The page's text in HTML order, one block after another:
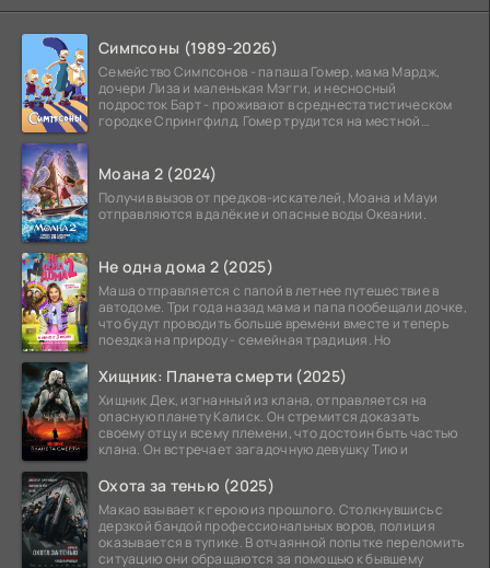
Симпсоны (1989-2026)
Семейство Симпсонов - папаша Гомер, мама Мардж,
дочери Лиза и маленькая Мэгги, и несносный
подросток Барт - проживают в среднестатистическом
городке Спрингфилд. Гомер трудится на местной
Моана 2 (2024)
Получив вызов от предков-искателей, Моана и Мауи
отправляются в далёкие и опасные воды Океании.
Не одна дома 2 (2025)
Маша отправляется с папой в летнее путешествие в
автодоме. Три года назад мама и папа пообещали дочке,
что будут проводить больше времени вместе и теперь
поездка на природу - семейная традиция. Но
Хищник: Планета смерти (2025)
Хищник Дек, изгнанный из клана, отправляется на
опасную планету Калиск. Он стремится доказать
своему отцу и всему племени, что достоин быть частью
клана. Он встречает загадочную девушку Тию и
Охота за тенью (2025)
Макао взывает к герою из прошлого. Столкнувшись с
дерзкой бандой профессиональных воров, полиция
оказывается в тупике. В отчаянной попытке переломить
ситуацию они обращаются за помощью к бывшему